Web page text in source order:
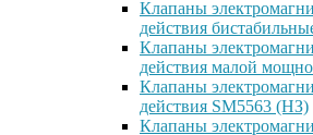
Клапаны
действия
Клапаны
действия малой
Клапаны
действия SM5563 (НЗ)
Клапаны